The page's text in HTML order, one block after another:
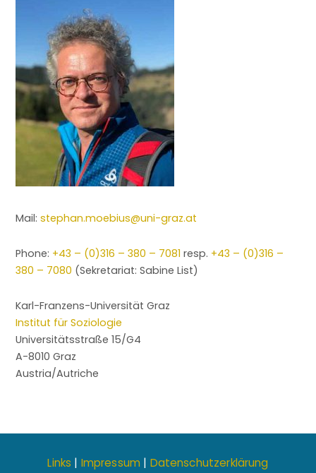
Mail:stephan.moebius@uni-graz.at
Phone: +43 – (0)316 – 380 – 7081 resp. +43 – (0)316 –
380 – 7080 (Sekretariat: Sabine List)
Karl-Franzens-Universität Graz
Institut für Soziologie
Universitätsstraße 15/G4
A-8010 Graz
Austria/Autriche
Links | Impressum | Datenschutzerklärung